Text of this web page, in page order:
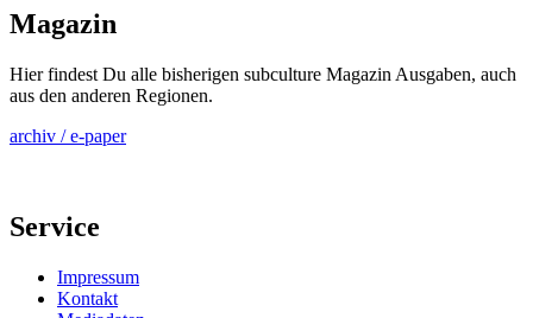
Magazin
Hier findest Du alle bisherigen subculture Magazin Ausgaben, auch
aus den anderen Regionen.
archiv / e-paper
Service
Impressum
Kontakt